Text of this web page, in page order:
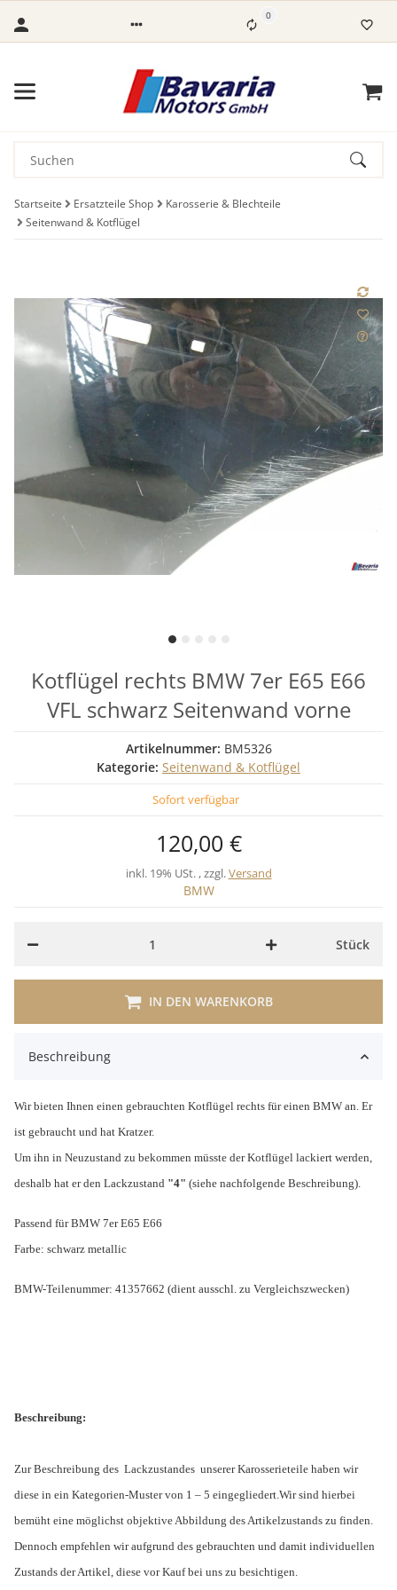
0
Startseite Ersatzteile Shop
Karosserie & Blechteile
Seitenwand & Kotflügel
Kotflügel rechts BMW 7er E65 E66
VFL schwarz Seitenwand vorne
Artikelnummer: BM5326
Kategorie: Seitenwand & Kotflügel
Sofort verfügbar
120,00 €
inkl. 19% USt. , zzgl.Versand
BMW
Stück
IN DEN WARENKORB
Beschreibung
Wir bieten Ihnen einen gebrauchten Kotflügel rechts für einen BMW an. Er
ist gebraucht und hat Kratzer.
Um ihn in Neuzustand zu bekommen müsste der Kotflügel lackiert werden,
deshalb hat er den Lackzustand "4" (siehe nachfolgende Beschreibung).
Passend für BMW 7er E65 E66
Farbe: schwarz metallic
BMW-Teilenummer: 41357662 (dient ausschl. zu Vergleichszwecken)
Beschreibung:
Zur Beschreibung des Lackzustandes unserer Karosserieteile haben wir
diese in ein Kategorien-Muster von 1 – 5 eingegliedert.Wir sind hierbei
bemüht eine möglichst objektive Abbildung des Artikelzustands zu finden.
Dennoch empfehlen wir aufgrund des gebrauchten und damit individuellen
Zustands der Artikel, diese vor Kauf bei uns zu besichtigen.